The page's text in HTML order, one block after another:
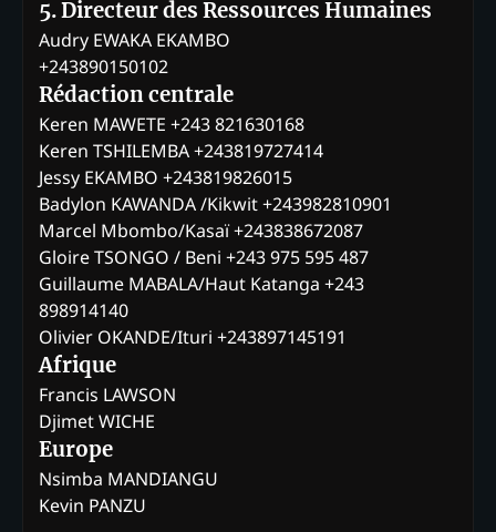
5. Directeur des Ressources Humaines
Audry EWAKA EKAMBO
+243890150102
Rédaction centrale
Keren MAWETE +243 821630168
Keren TSHILEMBA +243819727414
Jessy EKAMBO +243819826015
Badylon KAWANDA /Kikwit +243982810901
Marcel Mbombo/Kasaï +243838672087
Gloire TSONGO / Beni +243 975 595 487
Guillaume MABALA/Haut Katanga +243
898914140
Olivier OKANDE/Ituri +243897145191
Afrique
Francis LAWSON
Djimet WICHE
Europe
Nsimba MANDIANGU
Kevin PANZU